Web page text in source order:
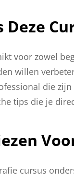
Deze
voor zowel
willen
die
tips die je
cursus